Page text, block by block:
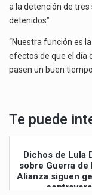
a la detención de
detenidos”
“Nuestra función es
efectos de que el día
pasen un buen
Te puede
Dichos de Lula
sobre Guerra de
Alianza siguen